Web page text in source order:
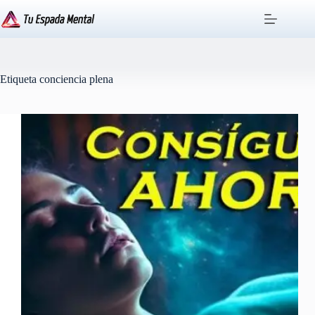
al
contenido
Etiqueta conciencia plena